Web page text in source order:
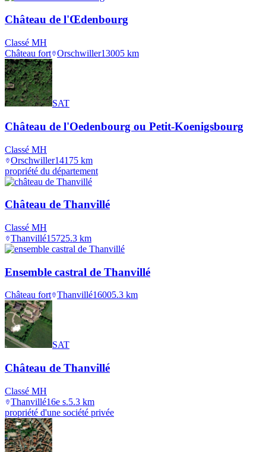
Château de l'Œdenbourg
Classé MH
Château fort Orschwiller13005 km
SAT
Château de l'Oedenbourg ou Petit-Koenigsbourg
Classé MH
Orschwiller14175 km
propriété du département
Château de Thanvillé
Classé MH
Thanvillé15725.3 km
Ensemble castral de Thanvillé
Château fort Thanvillé16005.3 km
SAT
Château de Thanvillé
Classé MH
Thanvillé16e s.5.3 km
propriété d'une société privée